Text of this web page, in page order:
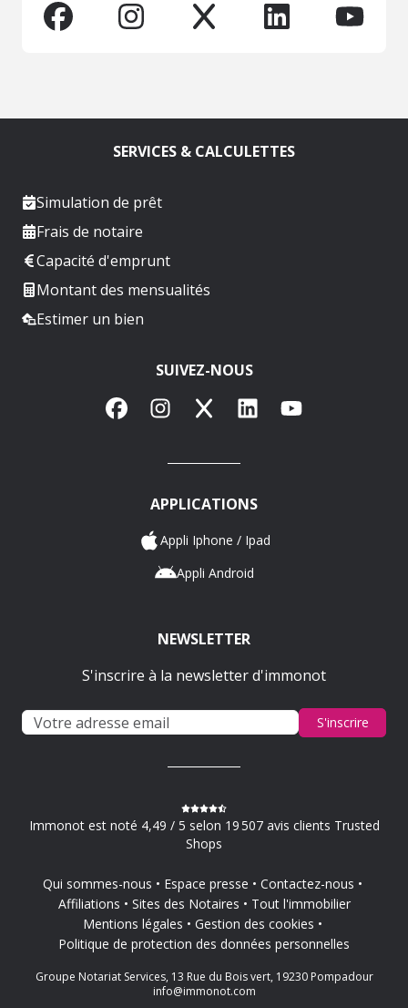
SERVICES & CALCULETTES
Simulation de prêt
Frais de notaire
Capacité d'emprunt
Montant des mensualités
Estimer un bien
SUIVEZ-NOUS
FacebookInstagram
X LinkedInYouTube
APPLICATIONS
Appli Iphone / Ipad
Appli Android
NEWSLETTER
S'inscrire à la newsletter d'immonot
S'inscrire
Immonot est noté 4,49 / 5 selon 19 507 avis clients Trusted
Shops
Qui sommes-nous Espace presse
Contactez-nous
Affiliations
Sites des Notaires
Tout l'immobilier
Mentions légales
Gestion des cookies
Politique de protection des données personnelles
Groupe Notariat Services, 13 Rue du Bois vert, 19230 Pompadour
info@immonot.com